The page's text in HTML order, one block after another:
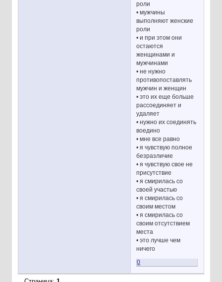
роли
• мужчины
выполняют женские
роли
• и при этом они
остаются
женщинами и
мужчинами
• не нужно
противопоставлять
мужчин и женщин
• это их еще больше
рассоединяет и
удаляет
• нужно их соединять
воедино
• мне все равно
• я чувствую полное
безразличие
• я чувствую свое не
присутствие
• я смирилась со
своей участью
• я смирилась со
своим местом
• я смирилась со
своим отсутствием
места
• это лучше чем
ничего
0